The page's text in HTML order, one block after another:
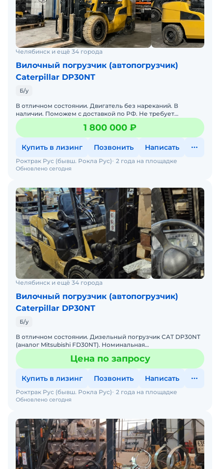
Челябинск и ещё 34 города
Вилочный погрузчик (автопогрузчик)
Caterpillar DP30NT
Б/у
В отличном состоянии. Двигатель без нареканий. В
наличии. Поможем с доставкой по РФ. Не требует
вложений. Готова к эксплуатации. Склад запасных частей.
Се
1 800 000 ₽
Купить в лизинг Позвонить Написать
Обновлено сегодня
Роктрак Рус (бывш. Рокла Рус) 2 года на площадке
Челябинск и ещё 34 города
Вилочный погрузчик (автопогрузчик)
Caterpillar DP30NT
Б/у
В отличном состоянии. Дизельный погрузчик CAT DP30NT
(аналог Mitsubishi FD30NT). Номинальная
грузоподъёмность 3000кг. Высота подъёма 4700мм. .
Комплектация:
Цена по запросу
Купить в лизинг Позвонить Написать
Обновлено сегодня
Роктрак Рус (бывш. Рокла Рус) 2 года на площадке